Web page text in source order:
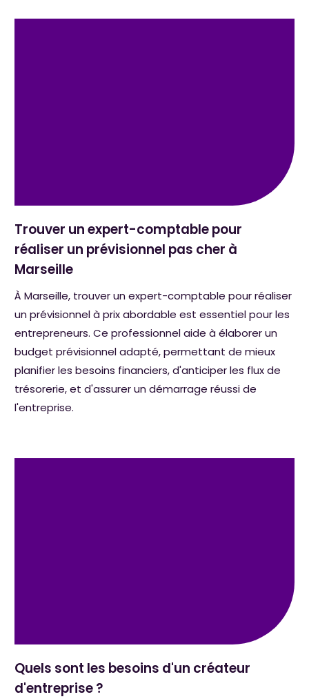
Trouver un expert-comptable pour
réaliser un prévisionnel pas cher à
Marseille
À Marseille, trouver un expert-comptable pour réaliser
un prévisionnel à prix abordable est essentiel pour les
entrepreneurs. Ce professionnel aide à élaborer un
budget prévisionnel adapté, permettant de mieux
planifier les besoins financiers, d'anticiper les flux de
trésorerie, et d'assurer un démarrage réussi de
l'entreprise.
Quels sont les besoins d'un créateur
d'entreprise ?